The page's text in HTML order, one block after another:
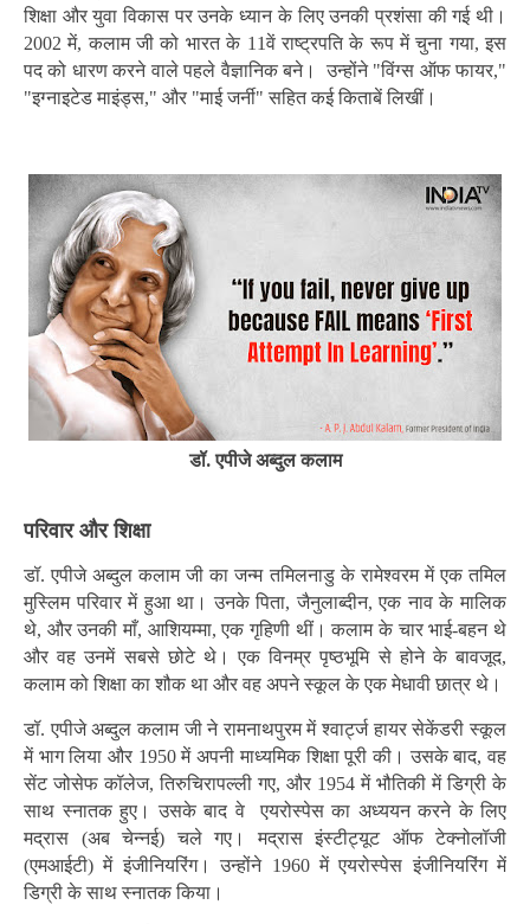
शिक्षा और युवा विकास पर उनके ध्यान के लिए उनकी प्रशंसा की गई थी।
2002 में, कलाम जी को भारत के 11वें राष्ट्रपति के रूप में चुना गया, इस
पद को धारण करने वाले पहले वैज्ञानिक बने। उन्होंने "विंग्स ऑफ फायर,"
"इग्नाइटेड माइंड्स," और "माई जर्नी" सहित कई किताबें लिखीं।
डॉ. एपीजे अब्दुल कलाम
परिवार और शिक्षा
डॉ. एपीजे अब्दुल कलाम जी का जन्म तमिलनाडु के रामेश्वरम में एक तमिल
मुस्लिम परिवार में हुआ था। उनके पिता, जैनुलाब्दीन, एक नाव के मालिक
थे, और उनकी माँ, आशियम्मा, एक गृहिणी थीं। कलाम के चार भाई-बहन थे
और वह उनमें सबसे छोटे थे। एक विनम्र पृष्ठभूमि से होने के बावजूद,
कलाम को शिक्षा का शौक था और वह अपने स्कूल के एक मेधावी छात्र थे।
डॉ. एपीजे अब्दुल कलाम जी ने रामनाथपुरम में श्वार्ट्ज हायर सेकेंडरी स्कूल
में भाग लिया और 1950 में अपनी माध्यमिक शिक्षा पूरी की। उसके बाद, वह
सेंट जोसेफ कॉलेज, तिरुचिरापल्ली गए, और 1954 में भौतिकी में डिग्री के
साथ स्नातक हुए। उसके बाद वे एयरोस्पेस का अध्ययन करने के लिए
मद्रास (अब चेन्नई) चले गए। मद्रास इंस्टीट्यूट ऑफ टेक्नोलॉजी
(एमआईटी) में इंजीनियरिंग। उन्होंने 1960 में एयरोस्पेस इंजीनियरिंग में
डिग्री के साथ स्नातक किया।